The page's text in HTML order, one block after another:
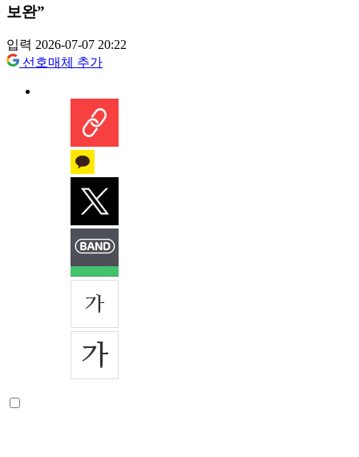
보완”
입력 2026-07-07 20:22
선호매체 추가